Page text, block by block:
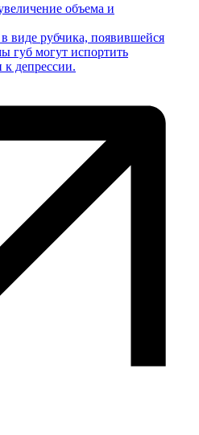
объема и
виде рубчика, появившейся
губ могут испортить
к депрессии.